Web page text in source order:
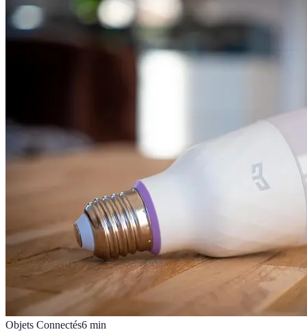
Objets Connectés6 min